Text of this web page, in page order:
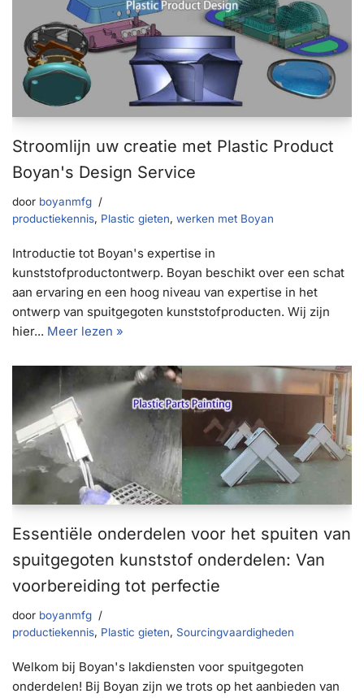
Stroomlijn uw creatie met Plastic Product
Boyan's Design Service
door boyanmfg
productiekennis, Plastic gieten, werken met Boyan
Introductie tot Boyan's expertise in
kunststofproductontwerp. Boyan beschikt over een schat
aan ervaring en een hoog niveau van expertise in het
ontwerp van spuitgegoten kunststofproducten. Wij zijn
hier... Meer lezen »
Essentiële onderdelen voor het spuiten van
spuitgegoten kunststof onderdelen: Van
voorbereiding tot perfectie
door boyanmfg
productiekennis, Plastic gieten, Sourcingvaardigheden
Welkom bij Boyan's lakdiensten voor spuitgegoten
onderdelen! Bij Boyan zijn we trots op het aanbieden van